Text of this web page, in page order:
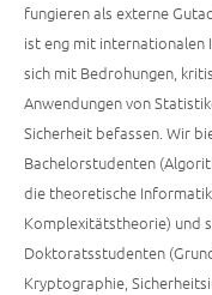
fungieren als externe
ist eng mit internationalen
sich mit Bedrohungen,
Anwendungen von
Sicherheit befassen. Wir
Bachelorstudenten
die theoretische
Komplexitätstheorie) und
Doktoratsstudenten
Kryptographie,